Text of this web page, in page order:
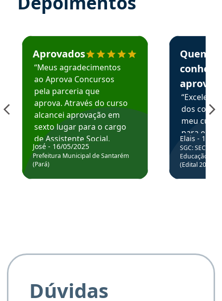
Estudante José recomenda o Aprova Concursos em
Aprovados
“Meus agradecimentos
ao Aprova Concursos
pela parceria que
aprova. Através do curso
alcancei aprovação em
sexto lugar para o cargo
de Assistente Social.
Hoje estou atuando na
Prefeitura de Santarém.
José - 16/05/2025
Prefeitura Municipal de Santarém
(Pará)
Estudante
Quem
aprova
dos
meu
para
colocar
através
de
Elais - 15/
SGC: SEC BA
Educação
(Edital
Dúvidas